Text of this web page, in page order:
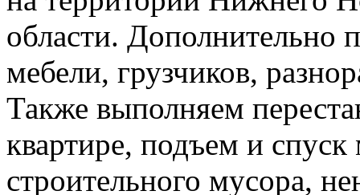
области. Дополнительно
мебели, грузчиков,
Также выполняем
квартире, подъем и спуск
строительного мусора,